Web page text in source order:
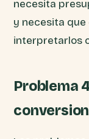
necesita
y necesita
interpretarlos
Problema